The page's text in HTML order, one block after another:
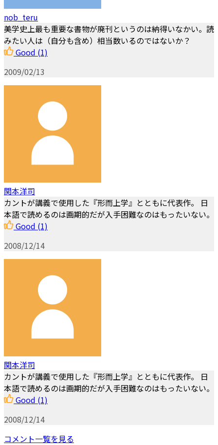
nob_teru
美学史上最も重要な書物が廃刊というのは納得いなかい。読
みたい人は（自分も含め）相当数いるのではないか？
Good (1)
2009/02/13
関本洋司
カントが講義で使用した『形而上学』とともに代表作。 日
本語で読めるのは画期的だが入手困難なのはもったいない。
Good (1)
2008/12/14
関本洋司
カントが講義で使用した『形而上学』とともに代表作。 日
本語で読めるのは画期的だが入手困難なのはもったいない。
Good (1)
2008/12/14
コメント一覧を見る